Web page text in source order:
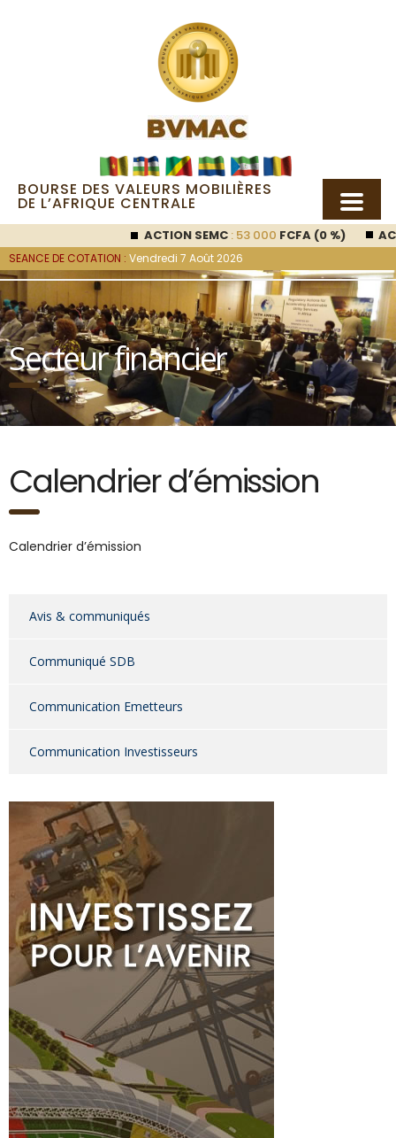
BOURSE DES VALEURS MOBILIÈRES
DE L’AFRIQUE CENTRALE
ACTION SEMC: 53 000FCFA (0 %)
SEANCE DE COTATION : Vendredi 7 Août 2026
Secteur financier
Calendrier d’émission
Calendrier d’émission
Avis & communiqués
Communiqué SDB
Communication Emetteurs
Communication Investisseurs